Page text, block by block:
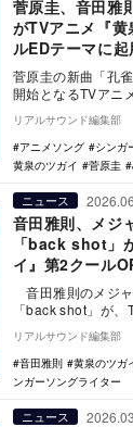
菅原圭、音田雅
がTVアニメ『
ルEDテーマに起
菅原圭の新曲「孔
開始となるTVアニ
ールエンディング
わせてジ…
リアルサウンド編集部
アニメソング
シンガ
黄泉のツガイ
菅原圭
ニュース
音田雅則、メジ
「back shot」
イ』第2クール
音田雅則のメジ
「back shot」が
イ』第2クールオ
さ…
リアルサウンド編集部
音田雅則
黄泉のツガ
ンガーソングライター
ニュース